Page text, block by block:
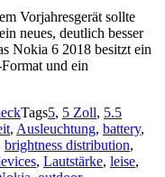
Vorjahresgerät sollte
neues, deutlich besser
Nokia 6 2018 besitzt ein
und ein
Tags5, 5 Zoll, 5.5
, Ausleuchtung, battery,
brightness distribution,
, Lautstärke, leise,